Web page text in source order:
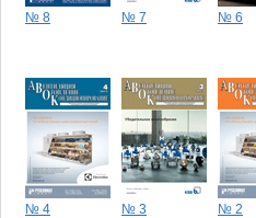
№ 8 № 7 № 6
№ 4 № 3 № 2